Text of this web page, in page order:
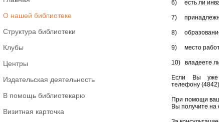
О нашей библиотеке
Структура библиотеки
Клубы
Центры
Издательская деятельность
В помощь библиотекарю
Визитная карточка
6) есть ли
7)
8)
9) место
10) владеете
Если Вы уже
телефону (4842)
При помощи
Вы получите на